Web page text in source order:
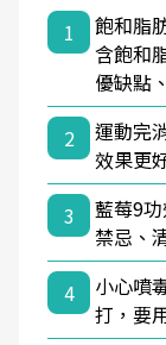
1
飽和脂
含飽和
優缺點
2
運動完
效果更
3
藍莓9
禁忌、
4
小心噴
打，要